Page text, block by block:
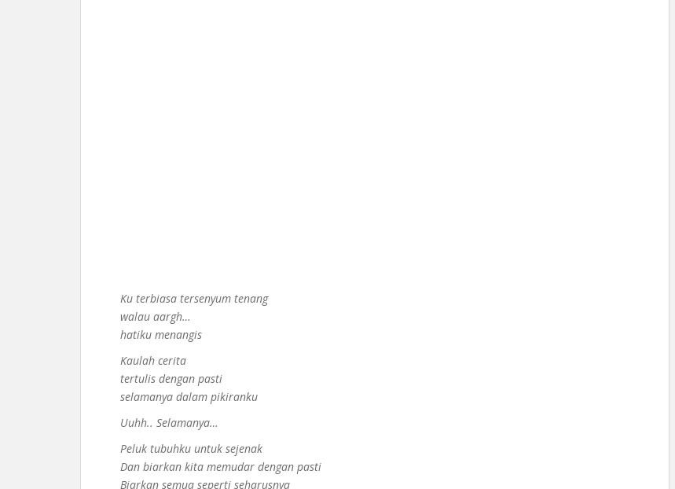
Ku terbiasa tersenyum tenang
walau aargh…
hatiku menangis
Kaulah cerita
tertulis dengan pasti
selamanya dalam pikiranku
Uuhh.. Selamanya…
Peluk tubuhku untuk sejenak
Dan biarkan kita memudar dengan pasti
Biarkan semua seperti seharusnya